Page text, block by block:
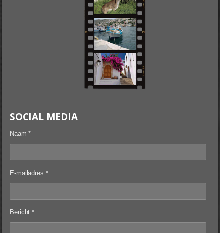
SOCIAL MEDIA
Naam *
E-mailadres *
Bericht *